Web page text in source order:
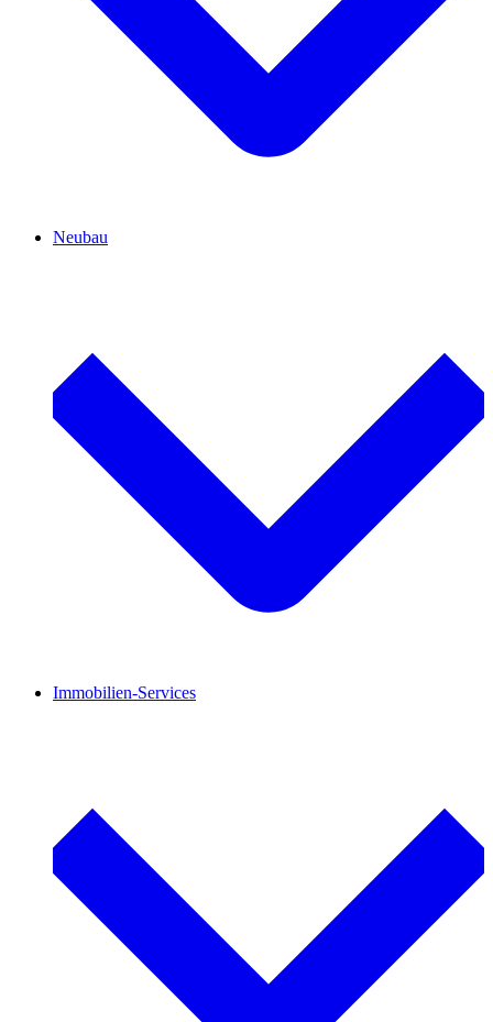
Neubau
Immobilien-Services